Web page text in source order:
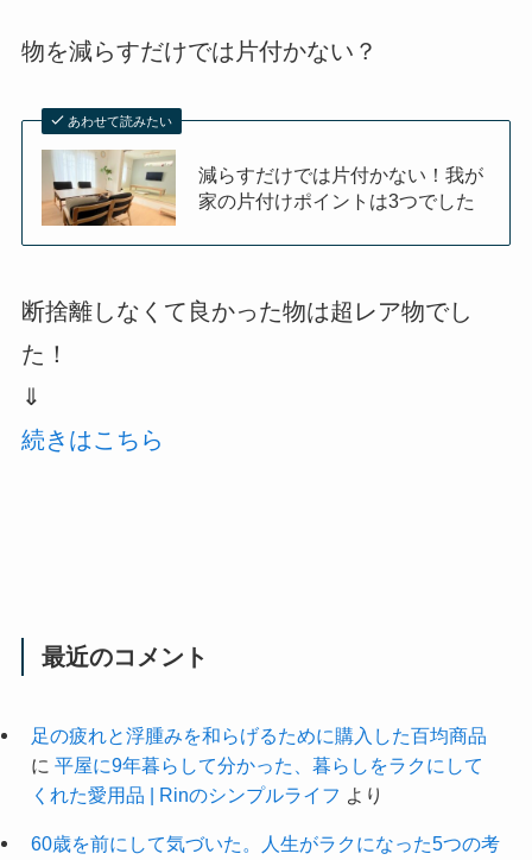
物を減らすだけでは片付かない？
あわせて読みたい
減らすだけでは片付かない！我が
家の片付けポイントは3つでした
断捨離しなくて良かった物は超レア物でし
た！
⇓
続きはこちら
最近のコメント
足の疲れと浮腫みを和らげるために購入した百均商品
に 平屋に9年暮らして分かった、暮らしをラクにして
くれた愛用品 | Rinのシンプルライフ より
60歳を前にして気づいた。人生がラクになった5つの考